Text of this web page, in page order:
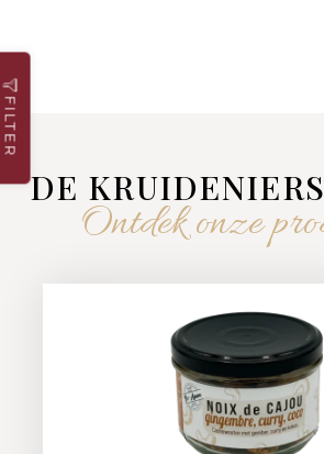
DE
Ontdek onze
FILTER